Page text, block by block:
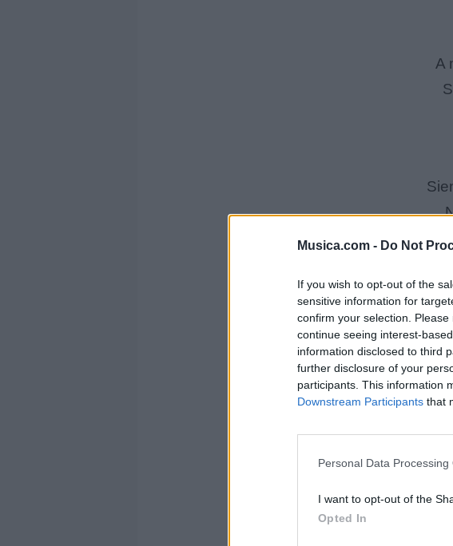
Musica.com - Do Not
If you wish to opt-out of the
sensitive information for
confirm your selection.
continue seeing interest-
information disclosed to third
further disclosure of your
participants. This information
Downstream Participants that
Personal Data Processing
I want to opt-out of the
Opted In
A
Y